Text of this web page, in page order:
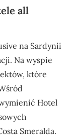
all
na Sardynii
Na wyspie
które
Hotel
Smeralda.